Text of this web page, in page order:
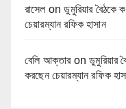
রাসেল onডুমুরিয়ার বৈঠকে
চেয়ারম্যান রফিক হাসান
বেলি আক্তারonডুমুরিয়ার
করছেন চেয়ারম্যান রফিক